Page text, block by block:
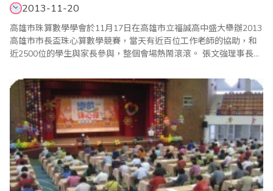
2013-11-20
高雄市珠算數學學會於11月17日在高雄市立福誠高中盛大舉辦2013
高雄市市長盃珠心算數學競賽，當天有近百位工作老師的協助，和
近2500位的學生與家長參與，整個會場熱鬧滾滾。 張文強理事長非
貴賓蒞臨指導，尤其副市長還目睹學生競賽過程，全體來賓都相當
肯定孩子與家長和老師。副市長在致詞中表示，今天特別提早10分
鐘到場，觀看學生心算比賽，覺得..